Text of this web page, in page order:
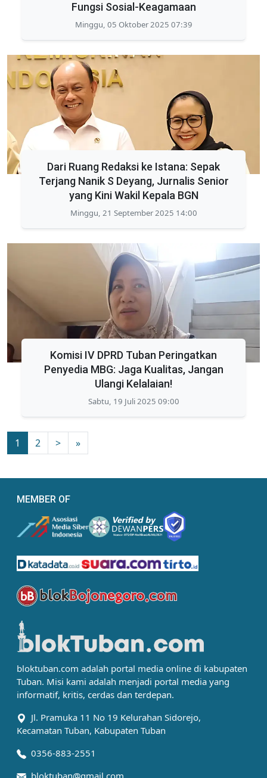
Fungsi Sosial-Keagamaan
Minggu, 05 Oktober 2025 07:39
Dari Ruang Redaksi ke Istana: Sepak
Terjang Nanik S Deyang, Jurnalis Senior
yang Kini Wakil Kepala BGN
Minggu, 21 September 2025 14:00
Komisi IV DPRD Tuban Peringatkan
Penyedia MBG: Jaga Kualitas, Jangan
Ulangi Kelalaian!
Sabtu, 19 Juli 2025 09:00
1 2 > »
MEMBER OF
bloktuban.com adalah portal media online di kabupaten
Tuban. Misi kami adalah menjadi portal media yang
informatif, kritis, cerdas dan terdepan.
Jl. Pramuka 11 No 19 Kelurahan Sidorejo,
Kecamatan Tuban, Kabupaten Tuban
0356-883-2551